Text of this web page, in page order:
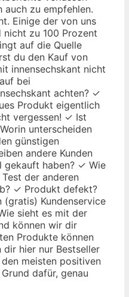
auch zu empfehlen.
Einige der von uns
zu 100 Prozent
auf die Quelle
du den Kauf von
innensechskant nicht
bei
achten? ✓
Produkt eigentlich
vergessen! ✓ Ist
unterscheiden
günstigen
andere Kunden
gekauft haben? ✓ Wie
der anderen
✓ Produkt defekt?
(gratis) Kundenservice
sieht es mit der
können wir dir
Produkte können
hier nur Bestseller
meisten positiven
dafür, genau